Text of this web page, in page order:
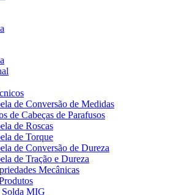
de Conversão de Medidas
de Cabeças de Parafusos
de Roscas
de Torque
de Conversão de Dureza
de Tração e Dureza
Mecânicas
Solda MIG